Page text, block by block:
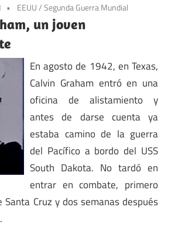
EEUU/Segunda Guerra Mundial
un joven
En agosto de 1942, en Texas,
Calvin Graham entró en una
oficina de alistamiento y
antes de darse cuenta ya
estaba camino de la guerra
del Pacífico a bordo del USS
South Dakota. No tardó en
entrar en combate, primero
Cruz y dos semanas después